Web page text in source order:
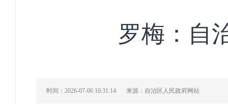
罗梅：自
时间：2026-07-06 10:31:14 来源：自治区人民政府网站